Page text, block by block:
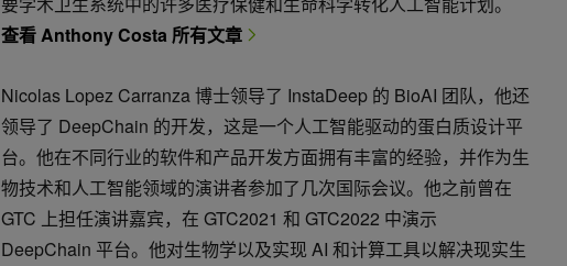
查看 Anthony Costa 所有文章
Nicolas Lopez Carranza 博士领导了 InstaDeep 的 BioAI 团队，他还
领导了 DeepChain 的开发，这是一个人工智能驱动的蛋白质设计平
台。他在不同行业的软件和产品开发方面拥有丰富的经验，并作为生
物技术和人工智能领域的演讲者参加了几次国际会议。他之前曾在
GTC 上担任演讲嘉宾，在 GTC2021 和 GTC2022 中演示
DeepChain 平台。他对生物学以及实现 AI 和计算工具以解决现实生